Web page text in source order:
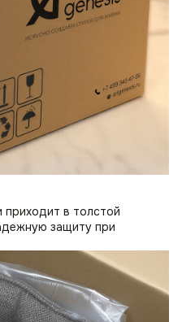
приходит в толстой
защиту при